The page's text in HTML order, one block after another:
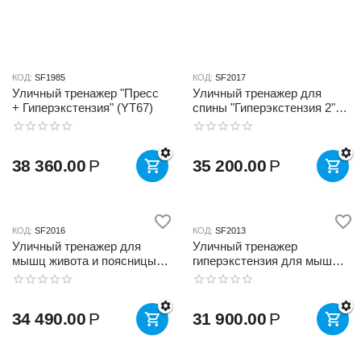
КОД: SF1985
Уличный тренажер "Пресс
+ Гиперэкстензия" (YT67)
38 360.00 Р
КОД: SF2017
Уличный тренажер для
спины "Гиперэкстензия 2"
YT43 (YT2070300)
35 200.00 Р
КОД: SF2016
Уличный тренажер для
мышц живота и поясницы
"YT48"
34 490.00 Р
КОД: SF2013
Уличный тренажер
гиперэкстензия для мышц
спины YT4 (DK-17)
31 900.00 Р